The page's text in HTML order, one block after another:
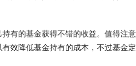
有的基金获得不错的收益。值得注
效降低基金持有的成本，不过基金